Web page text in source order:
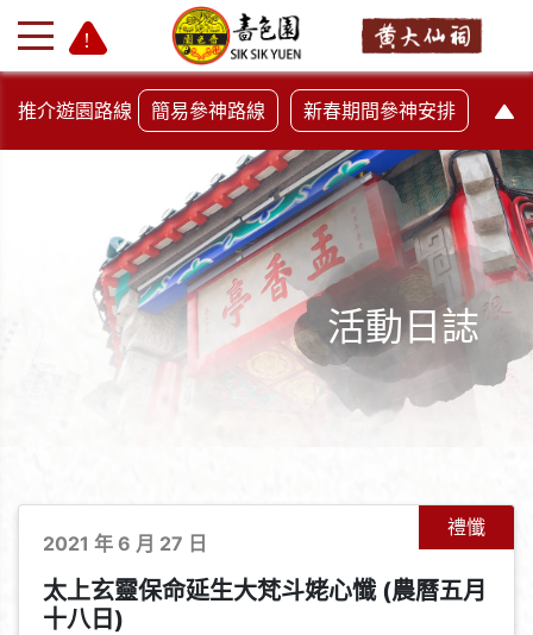
+
推介遊園路線 簡易參神路線 新春期間參神安排
活動日誌
禮懺
2021 年 6 月 27 日
太上玄靈保命延生大梵斗姥心懺 (農曆五月
十八日)